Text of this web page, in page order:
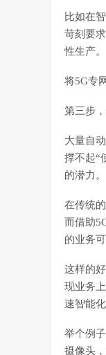
比如在
苛刻要
性生产。
将5G专
第三步
大量自
撑不起“
的潜力。
在传统
而借助
的业务
这样的
现业务
速智能化
举个例
摄像头